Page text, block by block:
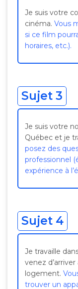
Je suis votre
cinéma. Vous
si ce film
horaires, etc.).
Sujet 3
Je suis votre
Québec et je
posez des
professionnel
expérience à
Sujet 4
Je travaille
venez
logement.
trouver un